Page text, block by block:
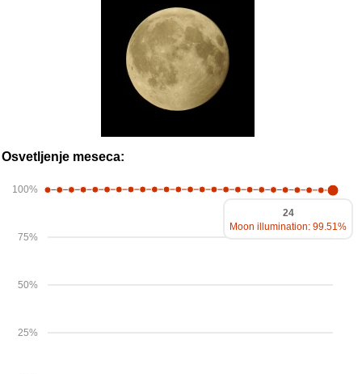
Osvetljenje meseca:
25%
50%
75%
100%
24
Moon illumination: 99.51%